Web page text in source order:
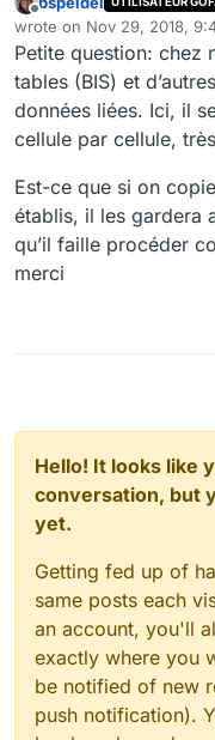
Offline
wrote on Nov 29, 2018,
last edited by
Petite question: chez
tables (BIS) et
données liées. Ici, il
cellule par cellule,
Est-ce que si on
établis, il les gardera
qu’il faille procéder
merci
Hello! It looks like
conversation, but
yet.
Getting fed up of
same posts each
an account, you'll
exactly where you
be notified of new
push notification).